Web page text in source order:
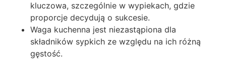
kluczowa, szczególnie w wypiekach, gdzie
proporcje decydują o sukcesie.
Waga kuchenna jest niezastąpiona dla
składników sypkich ze względu na ich różną
gęstość.